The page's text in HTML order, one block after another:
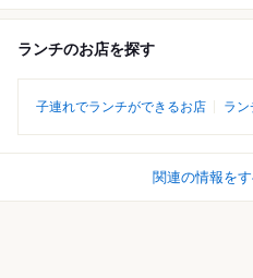
ランチのお店を探す
子連れでランチができるお店 ラ
関連の情報を